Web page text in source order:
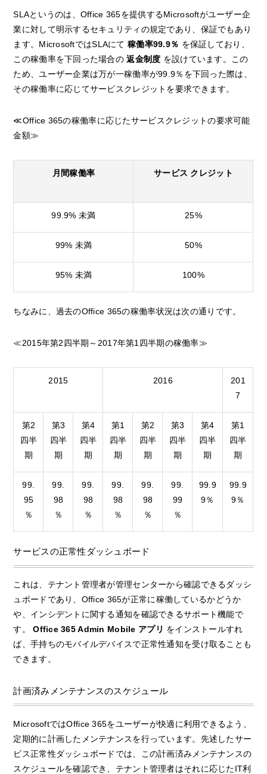
SLAというのは、Office 365を提供するMicrosoftがユーザー企
業に対して明示するセキュリティの規定であり、保証でもあり
ます。MicrosoftではSLAにて稼働率99.9％ を保証しており、
この稼働率を下回った場合の返金制度 を設けています。この
ため、ユーザー企業は万が一稼働率が99.9％を下回った際は、
その稼働率に応じてサービスクレジットを要求できます。
≪Office 365の稼働率に応じたサービスクレジットの要求可能
金額≫
月間稼働率 サービス クレジット
99.9% 未満 25%
99% 未満 50%
95% 未満 100%
ちなみに、過去のOffice 365の稼働率状況は次の通りです。
≪2015年第2四半期～2017年第1四半期の稼働率≫
2015 2016
201
7
第2
四半
期
第3
四半
期
第4
四半
期
第1
四半
期
第2
四半
期
第3
四半
期
第4
四半
期
第1
四半
期
99.
95
％
99.
98
％
99.
98
％
99.
98
％
99.
98
％
99.
99
％
99.9
9％
99.9
9％
サービスの正常性ダッシュボード
これは、テナント管理者が管理センターから確認できるダッシ
ュボードであり、Office 365が正常に稼働しているかどうか
や、インシデントに関する通知を確認できるサポート機能で
す。Office 365 Admin Mobile アプリ をインストールすれ
ば、手持ちのモバイルデバイスで正常性通知を受け取ることも
できます。
計画済みメンテナンスのスケジュール
MicrosoftではOffice 365をユーザーが快適に利用できるよう、
定期的に計画したメンテナンスを行っています。先述したサー
ビス正常性ダッシュボードでは、この計画済みメンテナンスの
スケジュールを確認でき、テナント管理者はそれに応じたIT利